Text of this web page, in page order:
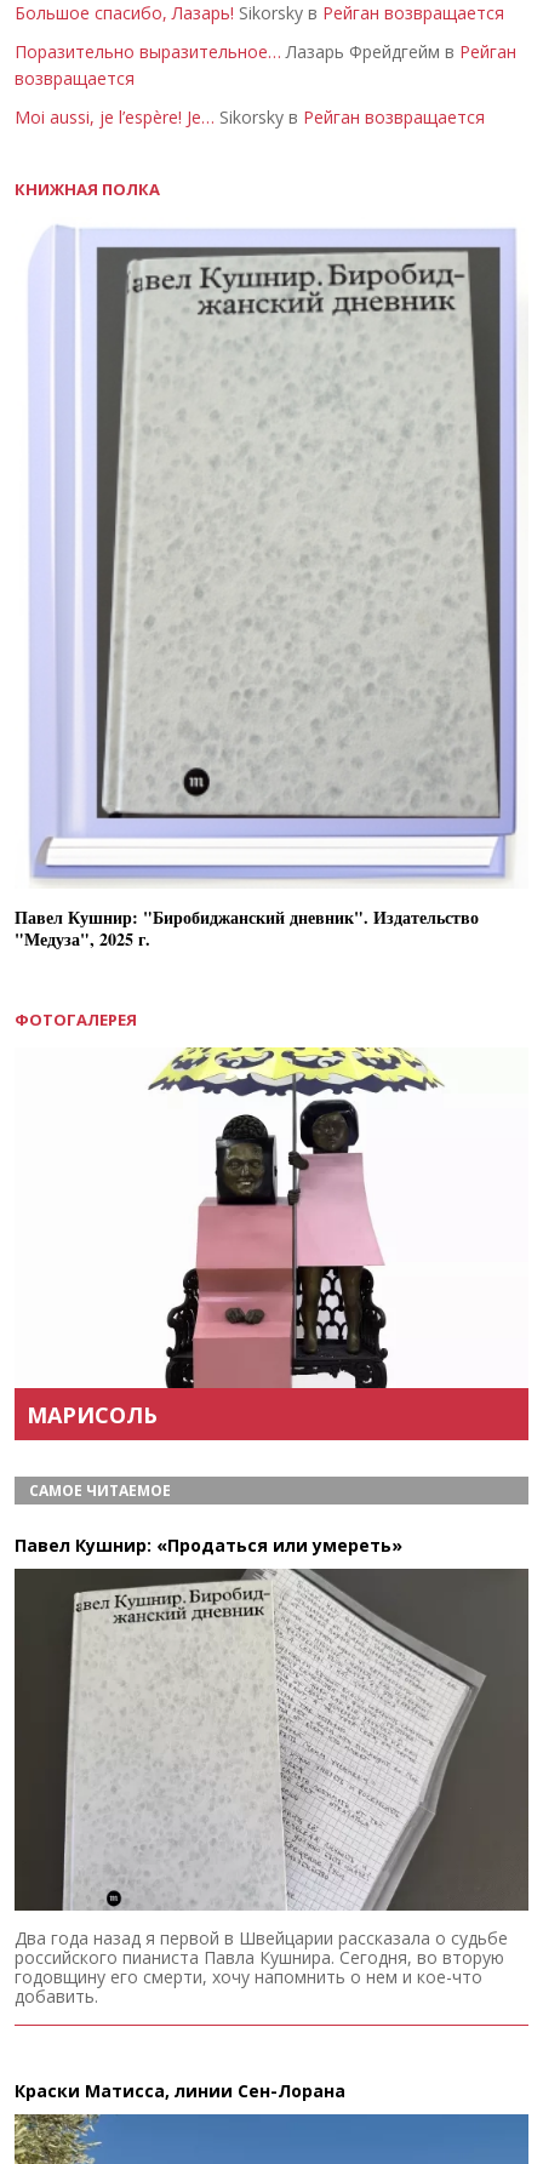
Большое спасибо, Лазарь! Sikorsky в Рейган возвращается
Поразительно выразительное… Лазарь Фрейдгейм в Рейган
возвращается
Moi aussi, je l’espère! Je… Sikorsky в Рейган возвращается
КНИЖНАЯ ПОЛКА
Павел Кушнир: "Биробиджанский дневник". Издательство
"Медуза", 2025 г.
ФОТОГАЛЕРЕЯ
МАРИСОЛЬ
САМОЕ ЧИТАЕМОЕ
Павел Кушнир: «Продаться или умереть»
Два года назад я первой в Швейцарии рассказала о судьбе
российского пианиста Павла Кушнира. Сегодня, во вторую
годовщину его смерти, хочу напомнить о нем и кое-что
добавить.
Краски Матисса, линии Сен-Лорана